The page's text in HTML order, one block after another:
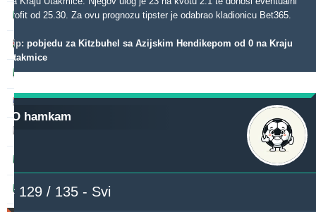
profit od 25.30. Za ovu prognozu tipster je odabrao kladionicu Bet365.
Tip: pobjedu za Kitzbuhel sa Azijskim Hendikepom od 0 na Kraju
Utakmice
O hamkam
# 129 / 135 - Svi
b1848 309.25 10.04 %
aliuza2xr 263.88 24.03 %
dieztips2xr 239.45 6.67 %
noja57
mavis042xr 196.40